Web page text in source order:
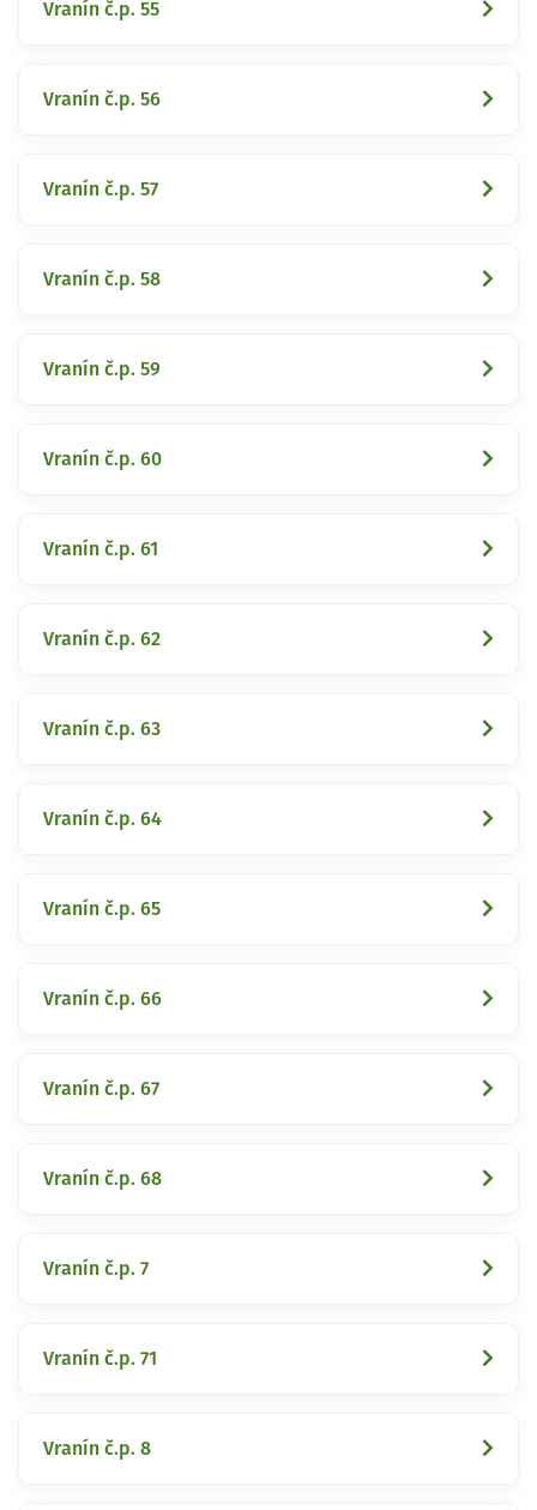
Vranín č.p. 55
Vranín č.p. 56
Vranín č.p. 57
Vranín č.p. 58
Vranín č.p. 59
Vranín č.p. 60
Vranín č.p. 61
Vranín č.p. 62
Vranín č.p. 63
Vranín č.p. 64
Vranín č.p. 65
Vranín č.p. 66
Vranín č.p. 67
Vranín č.p. 68
Vranín č.p. 7
Vranín č.p. 71
Vranín č.p. 8